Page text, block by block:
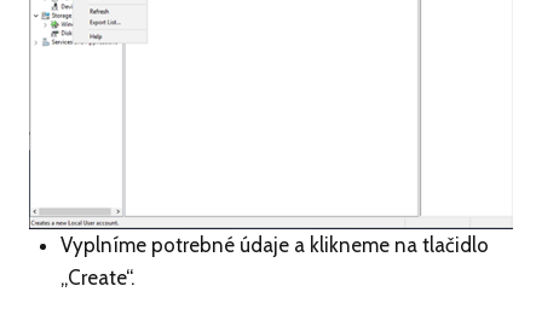
Vyplníme potrebné údaje a klikneme na tlačidlo
„Create“.